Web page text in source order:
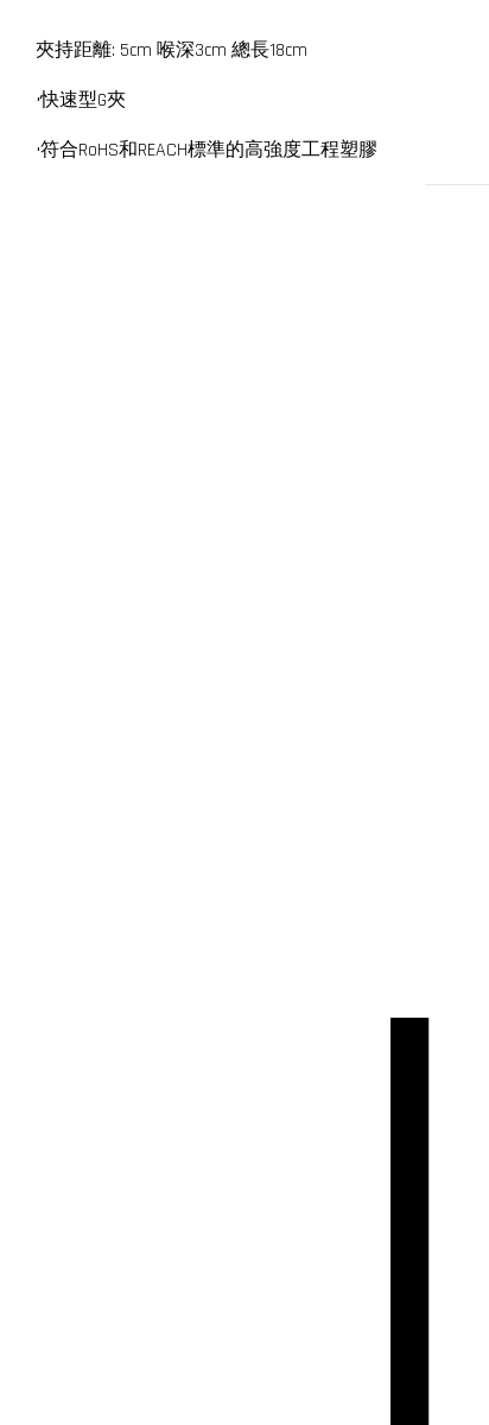
夾持距離: 5cm 喉深3cm 總長18cm
•快速型G夾
•符合RoHS和REACH標準的高強度工程塑膠